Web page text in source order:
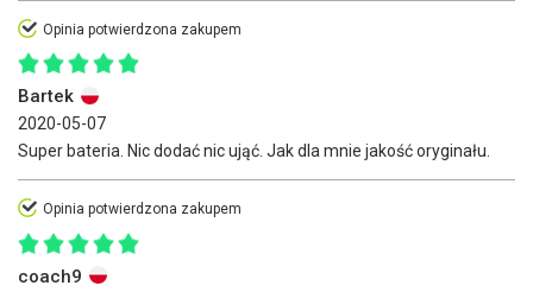
Opinia potwierdzona zakupem
Bartek
2020-05-07
Super bateria. Nic dodać nic ująć. Jak dla mnie jakość oryginału.
Opinia potwierdzona zakupem
coach9